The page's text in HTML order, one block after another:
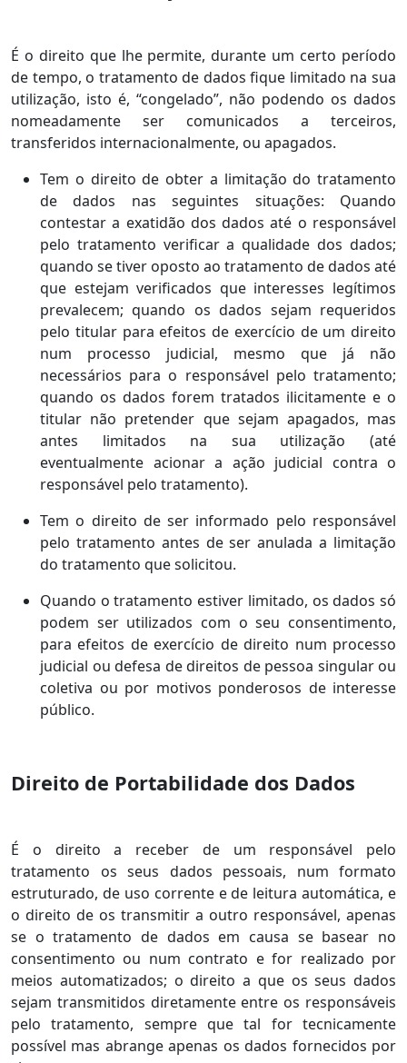
É o direito que lhe permite, durante um certo período
de tempo, o tratamento de dados fique limitado na sua
utilização, isto é, “congelado”, não podendo os dados
nomeadamente ser comunicados a terceiros,
transferidos internacionalmente, ou apagados.
Tem o direito de obter a limitação do tratamento
de dados nas seguintes situações: Quando
contestar a exatidão dos dados até o responsável
pelo tratamento verificar a qualidade dos dados;
quando se tiver oposto ao tratamento de dados até
que estejam verificados que interesses legítimos
prevalecem; quando os dados sejam requeridos
pelo titular para efeitos de exercício de um direito
num processo judicial, mesmo que já não
necessários para o responsável pelo tratamento;
quando os dados forem tratados ilicitamente e o
titular não pretender que sejam apagados, mas
antes limitados na sua utilização (até
eventualmente acionar a ação judicial contra o
responsável pelo tratamento).
Tem o direito de ser informado pelo responsável
pelo tratamento antes de ser anulada a limitação
do tratamento que solicitou.
Quando o tratamento estiver limitado, os dados só
podem ser utilizados com o seu consentimento,
para efeitos de exercício de direito num processo
judicial ou defesa de direitos de pessoa singular ou
coletiva ou por motivos ponderosos de interesse
público.
Direito de Portabilidade dos Dados
É o direito a receber de um responsável pelo
tratamento os seus dados pessoais, num formato
estruturado, de uso corrente e de leitura automática, e
o direito de os transmitir a outro responsável, apenas
se o tratamento de dados em causa se basear no
consentimento ou num contrato e for realizado por
meios automatizados; o direito a que os seus dados
sejam transmitidos diretamente entre os responsáveis
pelo tratamento, sempre que tal for tecnicamente
possível mas abrange apenas os dados fornecidos por